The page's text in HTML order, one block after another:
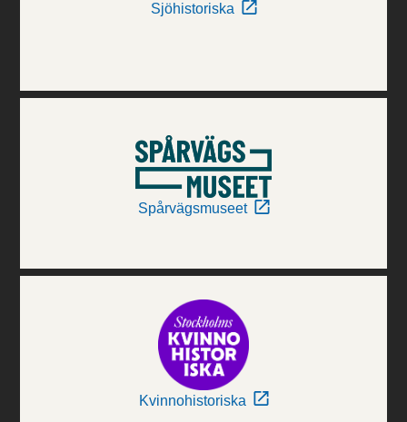
Sjöhistoriska
Spårvägsmuseet
Kvinnohistoriska